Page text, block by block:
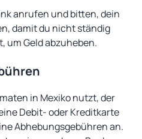
anrufen und bitten, dein
damit du nicht ständig
um Geld abzuheben.
in Mexiko nutzt, der
Debit- oder Kreditkarte
Abhebungsgebühren an.